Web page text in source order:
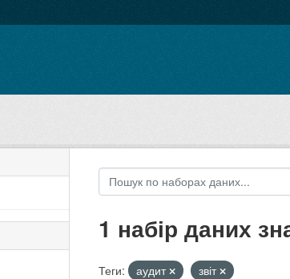
1 набір даних
Теги: аудит звіт